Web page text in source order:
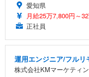
愛知県
月給25万7,800円～
正社員
運用エンジニア/フル
株式会社KMマーケティ